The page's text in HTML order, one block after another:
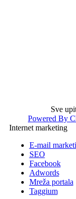
Sve
Powered By
Internet marketing
E-mail
SEO
Facebook
Adwords
Mreža portala
Taggium